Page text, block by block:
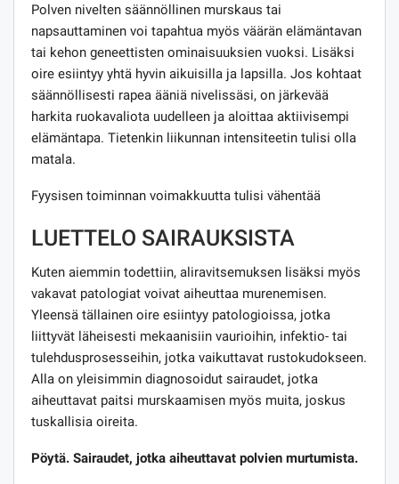
Polven nivelten säännöllinen murskaus tai
napsauttaminen voi tapahtua myös väärän elämäntavan
tai kehon geneettisten ominaisuuksien vuoksi. Lisäksi
oire esiintyy yhtä hyvin aikuisilla ja lapsilla. Jos kohtaat
säännöllisesti rapea ääniä nivelissäsi, on järkevää
harkita ruokavaliota uudelleen ja aloittaa aktiivisempi
elämäntapa. Tietenkin liikunnan intensiteetin tulisi olla
matala.
Fyysisen toiminnan voimakkuutta tulisi vähentää
LUETTELO SAIRAUKSISTA
Kuten aiemmin todettiin, aliravitsemuksen lisäksi myös
vakavat patologiat voivat aiheuttaa murenemisen.
Yleensä tällainen oire esiintyy patologioissa, jotka
liittyvät läheisesti mekaanisiin vaurioihin, infektio- tai
tulehdusprosesseihin, jotka vaikuttavat rustokudokseen.
Alla on yleisimmin diagnosoidut sairaudet, jotka
aiheuttavat paitsi murskaamisen myös muita, joskus
tuskallisia oireita.
Pöytä. Sairaudet, jotka aiheuttavat polvien murtumista.